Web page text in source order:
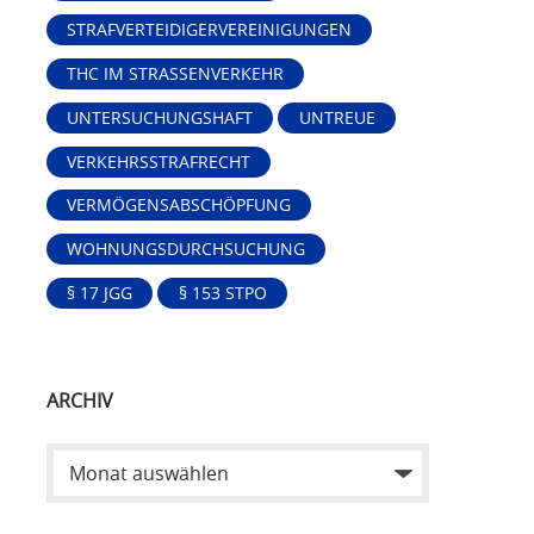
STRAFVERTEIDIGERVEREINIGUNGEN
THC IM STRASSENVERKEHR
UNTERSUCHUNGSHAFT
UNTREUE
VERKEHRSSTRAFRECHT
VERMÖGENSABSCHÖPFUNG
WOHNUNGSDURCHSUCHUNG
§ 17 JGG
§ 153 STPO
ARCHIV